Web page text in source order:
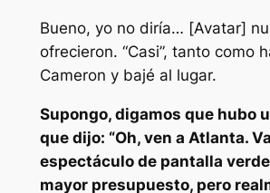
Bueno, yo no diría… [Avatar]
ofrecieron. “Casi”, tanto como
Cameron y bajé al lugar.
Supongo, digamos que hubo
que dijo: “Oh, ven a Atlanta.
espectáculo de pantalla
mayor presupuesto, pero